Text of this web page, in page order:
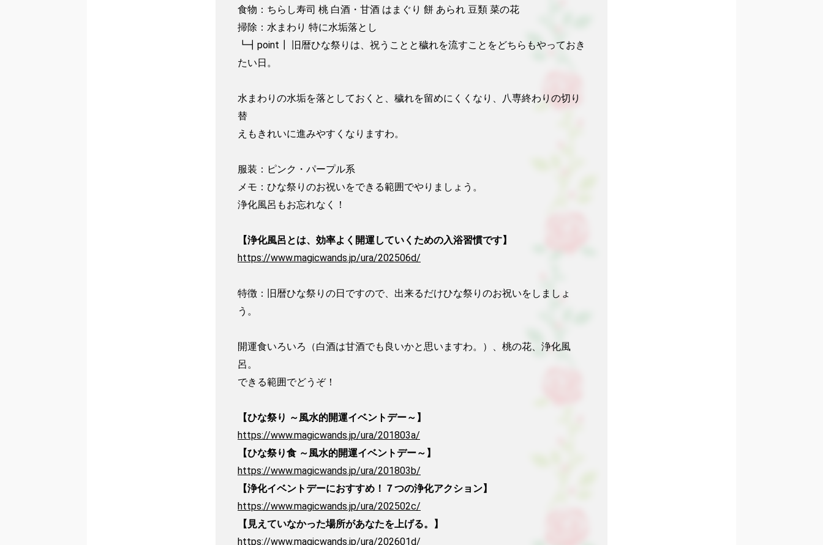
食物：ちらし寿司 桃 白酒・甘酒 はまぐり 餅 あられ 豆類 菜の花
掃除：水まわり 特に水垢落とし
┗┫point┃ 旧暦ひな祭りは、祝うことと穢れを流すことをどちらもやっておき
たい日。
水まわりの水垢を落としておくと、穢れを留めにくくなり、八専終わりの切り
替
えもきれいに進みやすくなりますわ。
服装：ピンク・パープル系
メモ：ひな祭りのお祝いをできる範囲でやりましょう。
浄化風呂もお忘れなく！
【浄化風呂とは、効率よく開運していくための入浴習慣です】
https://www.magicwands.jp/ura/202506d/
特徴：旧暦ひな祭りの日ですので、出来るだけひな祭りのお祝いをしましょ
う。
開運食いろいろ（白酒は甘酒でも良いかと思いますわ。）、桃の花、浄化風
呂。
できる範囲でどうぞ！
【ひな祭り ～風水的開運イベントデー～】
https://www.magicwands.jp/ura/201803a/
【ひな祭り食 ～風水的開運イベントデー～】
https://www.magicwands.jp/ura/201803b/
【浄化イベントデーにおすすめ！７つの浄化アクション】
https://www.magicwands.jp/ura/202502c/
【見えていなかった場所があなたを上げる。】
https://www.magicwands.jp/ura/202601d/